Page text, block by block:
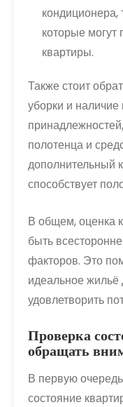
кондиционера,
которые могут
квартиры.
Также стоит
уборки и
полотенца и
дополнительный
способствует
В общем, оценка
быть
факторов. Это
идеальное
удовлетворить
Проверка
обращать
В первую
состояние